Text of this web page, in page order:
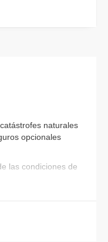
naturales
opcionales
las condiciones de